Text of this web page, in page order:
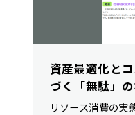
資産最適化と
づく「無駄」
リソース消費の実